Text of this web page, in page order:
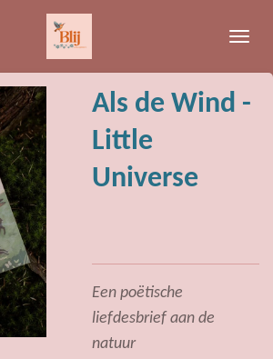
Als de Wind -
Little
Universe
Een poëtische
liefdesbrief aan de
natuur